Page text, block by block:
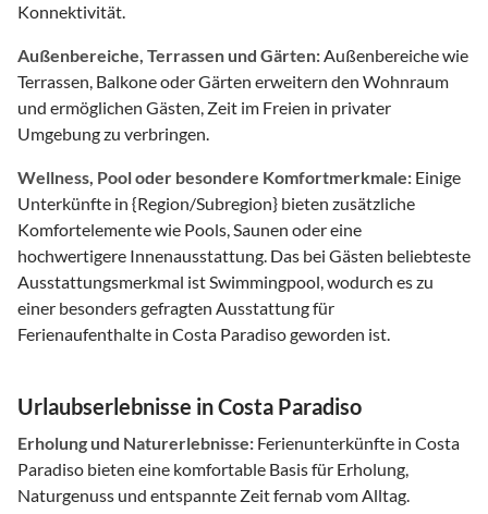
Konnektivität.
Außenbereiche, Terrassen und Gärten:Außenbereiche wie
Terrassen, Balkone oder Gärten erweitern den Wohnraum
und ermöglichen Gästen, Zeit im Freien in privater
Umgebung zu verbringen.
Wellness, Pool oder besondere Komfortmerkmale: Einige
Unterkünfte in {Region/Subregion} bieten zusätzliche
Komfortelemente wie Pools, Saunen oder eine
hochwertigere Innenausstattung. Das bei Gästen beliebteste
Ausstattungsmerkmal ist Swimmingpool, wodurch es zu
einer besonders gefragten Ausstattung für
Ferienaufenthalte in Costa Paradiso geworden ist.
Urlaubserlebnisse in Costa Paradiso
Erholung und Naturerlebnisse: Ferienunterkünfte in Costa
Paradiso bieten eine komfortable Basis für Erholung,
Naturgenuss und entspannte Zeit fernab vom Alltag.